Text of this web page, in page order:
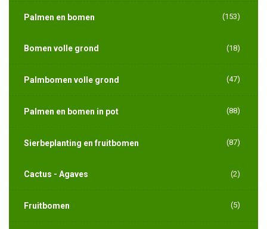
Palmen en bomen (153)
Bomen volle grond (18)
Palmbomen volle grond (47)
Palmen en bomen in pot (88)
Sierbeplanting en fruitbomen (87)
Cactus - Agaves (2)
Fruitbomen (5)